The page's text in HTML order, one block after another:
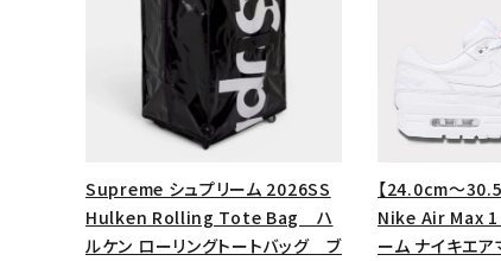
Supreme シュプリーム 2026SS
Hulken Rolling Tote Bag ハ
ルケン ローリングトートバッグ ブ
【24.0cm～
Nike Air Max 1
ーム ナイキエア